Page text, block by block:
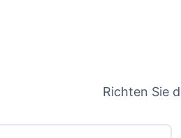
Richten Sie